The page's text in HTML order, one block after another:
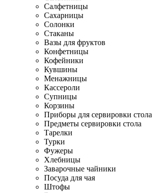
Салфетницы
Сахарницы
Солонки
Стаканы
Вазы для фруктов
Конфетницы
Кофейники
Кувшины
Менажницы
Кассероли
Супницы
Корзины
Приборы для сервировки стола
Предметы сервировки стола
Тарелки
Турки
Фужеры
Хлебницы
Заварочные чайники
Посуда для чая
Штофы